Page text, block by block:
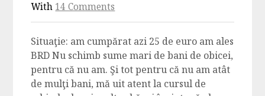
With 14 Comments
Situaţie: am cumpărat azi 25 de euro am ales
BRD Nu schimb sume mari de bani de obicei,
pentru că nu am. Şi tot pentru că nu am atât
de mulţi bani, mă uit atent la cursul de